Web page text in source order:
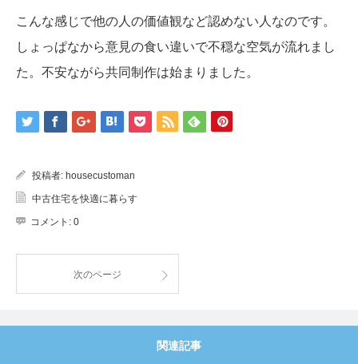
こんな感じで他の人の価値観など認めない人なのです。
しょっぱなから意見の食い違いで不穏な空気が流れまし
た。不安ながら共同制作は始まりました。
投稿者: housecustoman
中古住宅を快適に暮らす
コメント: 0
次のページ
関連記事